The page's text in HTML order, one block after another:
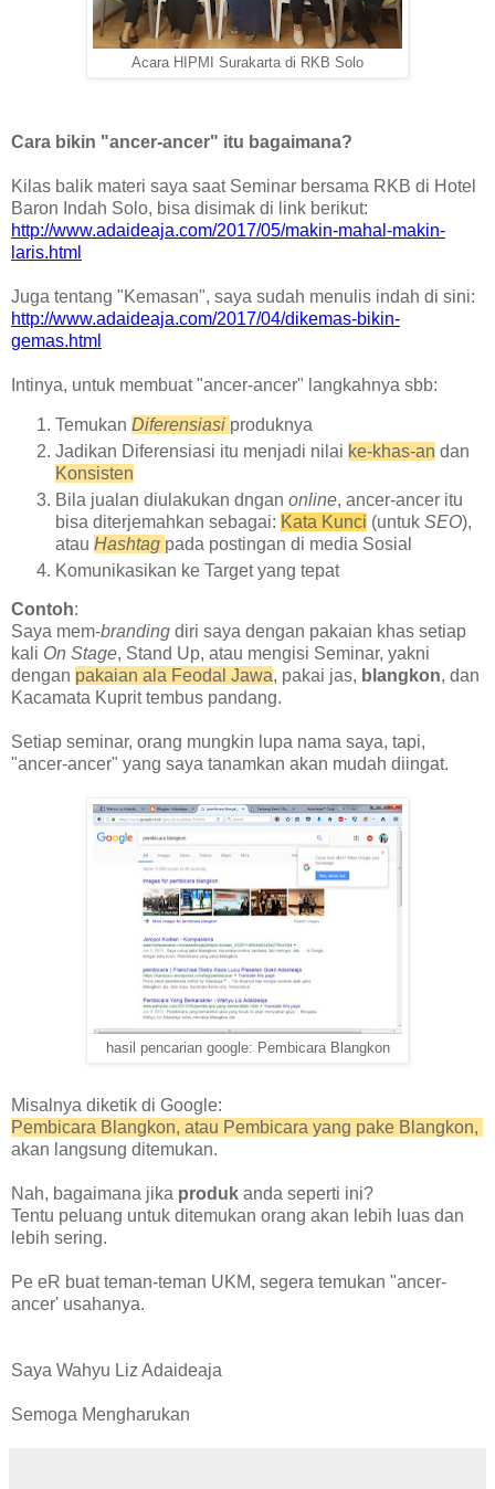
Acara HIPMI Surakarta di RKB Solo
Cara bikin "ancer-ancer" itu bagaimana?
Kilas balik materi saya saat Seminar bersama RKB di Hotel
Baron Indah Solo, bisa disimak di link berikut:
http://www.adaideaja.com/2017/05/makin-mahal-makin-
laris.html
Juga tentang "Kemasan", saya sudah menulis indah di sini:
http://www.adaideaja.com/2017/04/dikemas-bikin-
gemas.html
Intinya, untuk membuat "ancer-ancer" langkahnya sbb:
Temukan Diferensiasi produknya
Jadikan Diferensiasi itu menjadi nilai ke-khas-an dan
Konsisten
Bila jualan diulakukan dngan online, ancer-ancer itu
bisa diterjemahkan sebagai: Kata Kunci (untuk SEO),
atau Hashtag pada postingan di media Sosial
Komunikasikan ke Target yang tepat
Contoh:
Saya mem-branding diri saya dengan pakaian khas setiap
kali On Stage, Stand Up, atau mengisi Seminar, yakni
dengan pakaian ala Feodal Jawa, pakai jas, blangkon, dan
Kacamata Kuprit tembus pandang.
Setiap seminar, orang mungkin lupa nama saya, tapi,
"ancer-ancer" yang saya tanamkan akan mudah diingat.
hasil pencarian google: Pembicara Blangkon
Misalnya diketik di Google:
Pembicara Blangkon, atau Pembicara yang pake B langkon,
akan langsung ditemukan.
Nah, bagaimana jika produk anda seperti ini?
Tentu peluang untuk ditemukan orang akan lebih luas dan
lebih sering.
Pe eR buat teman-teman UKM, segera temukan "ancer-
ancer' usahanya.
Saya Wahyu Liz Adaideaja
Semoga Mengharukan